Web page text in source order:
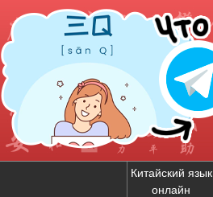
Китайский язык
онлайн